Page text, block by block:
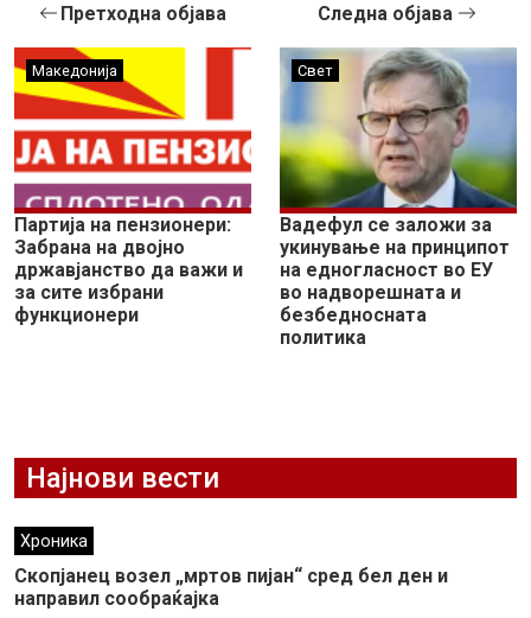
Претходна објава
Македонија
Партија на пензионери:
Забрана на двојно
државјанство да важи и
за сите избрани
функционери
Следна објава
Свет
Вадефул се заложи за
укинување на принципот
на едногласност во ЕУ
во надворешната и
безбедносната
политика
Најнови вести
Хроника
Скопјанец возел „мртов пијан“ сред бел ден и
направил сообраќајка